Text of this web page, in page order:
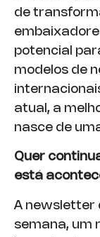
de
potencial
modelos de
atual, a
nasce de
Quer
está
A newsletter
semana, um